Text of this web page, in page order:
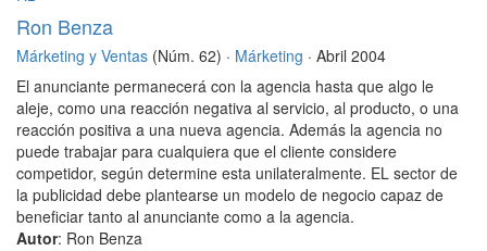
Ron Benza
Márketing y Ventas (Núm. 62) · Márketing · Abril 2004
El anunciante permanecerá con la agencia hasta que algo le
aleje, como una reacción negativa al servicio, al producto, o una
reacción positiva a una nueva agencia. Además la agencia no
puede trabajar para cualquiera que el cliente considere
competidor, según determine esta unilateralmente. EL sector de
la publicidad debe plantearse un modelo de negocio capaz de
beneficiar tanto al anunciante como a la agencia.
Autor: Ron Benza